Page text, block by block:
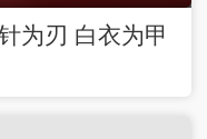
为刃 白衣为甲